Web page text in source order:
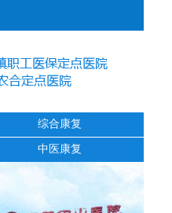
综合康复
中医康复